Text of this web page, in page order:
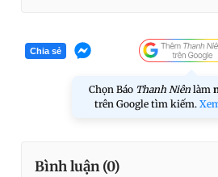
Chia sẻ
Chọn Báo Thanh Niên làm
trên Google tìm kiếm.
Bình luận (0)